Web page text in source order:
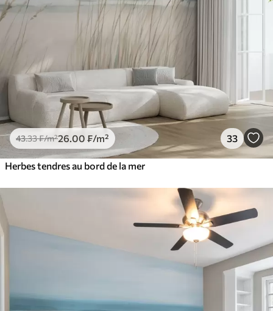
43.33₣/m²26.00 ₣/m² 33
Herbes tendres au bord de la mer